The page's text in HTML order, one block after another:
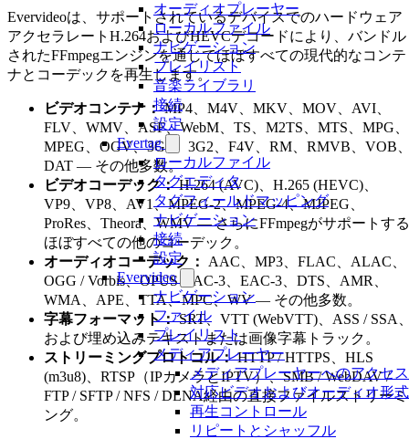
オーディオプレーヤー
ローカルファイル
ナビゲーション
プレイリスト
音楽ライブラリ
接続
設定
Evertag
ローカルファイル
タグエディタ
タグフィールドマッピング
ナビゲーション
接続
設定
Evervideo
ナビゲーション
ファイル
プレイリスト
メディアプレーヤー
メディアプレーヤーへのアクセス
対応ビデオおよびオーディオ形式
再生コントロール
リピートとシャッフル
Evervideoは、サポートされているデバイスでのハードウェア
アクセラレートH.264およびHEVCデコードにより、バンドル
されたFFmpegエンジンを通じてほぼすべての現代的なコンテ
ナとコーデックを再生します。
ビデオコンテナ：MP4、M4V、MKV、MOV、AVI、
FLV、WMV、ASF、WebM、TS、M2TS、MTS、MPG、
MPEG、OGV、3GP、3G2、F4V、RM、RMVB、VOB
DAT — その他多数。
ビデオコーデック：H.264 (AVC)、H.265 (HEVC)、
VP9、VP8、AV1、MPEG-2、MPEG-4、MJPEG、
ProRes、Theora、WMV — さらにFFmpegがサポートする
ほぼすべての他のコーデック。
オーディオコーデック： AAC、MP3、FLAC、ALAC、
OGG / Vorbis、OPUS、AC-3、EAC-3、DTS、AMR、
WMA、APE、TTA、MPC、WV — その他多数。
字幕フォーマット：SRT、VTT (WebVTT)、ASS / SSA
および埋め込みテキストまたは画像字幕トラック。
ストリーミングプロトコル：HTTP / HTTPS、HLS
(m3u8)、RTSP（IPカメラとIPTV）、SMB / WebDAV /
FTP / SFTP / NFS / DLNA経由の直接ファイルストリーミ
ング。